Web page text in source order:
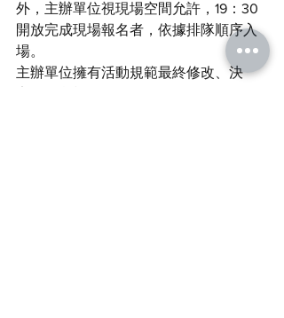
外，主辦單位視現場空間允許，19：30
開放完成現場報名者，依據排隊順序入
場。
主辦單位擁有活動規範最終修改、決